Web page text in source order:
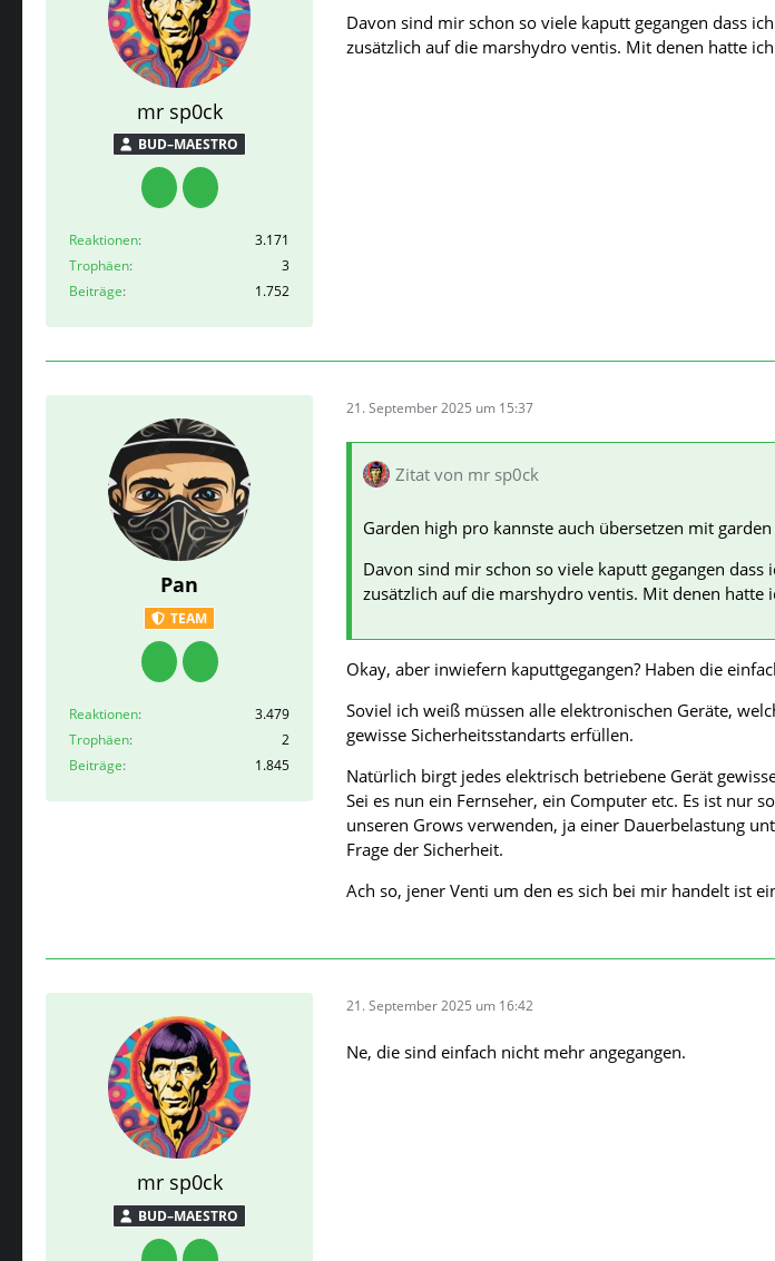
mr sp0ck
BUD–MAESTRO
Reaktionen
3.171
Trophäen
3
Beiträge
1.752
Davon sind mir schon so viele kaputt gegangen dass
zusätzlich auf die marshydro ventis. Mit denen hatte
Pan
TEAM
Reaktionen
3.479
Trophäen
2
Beiträge
1.845
21. September 2025 um 15:37
Zitat von mr sp0ck
Garden high pro kannste auch übersetzen mit
Davon sind mir schon so viele kaputt gegangen dass
zusätzlich auf die marshydro ventis. Mit denen hatte
Okay, aber inwiefern kaputtgegangen? Haben die
Soviel ich weiß müssen alle elektronischen Geräte,
gewisse Sicherheitsstandarts erfüllen.
Natürlich birgt jedes elektrisch betriebene Gerät
Sei es nun ein Fernseher, ein Computer etc. Es ist nur
unseren Grows verwenden, ja einer Dauerbelastung
Frage der Sicherheit.
Ach so, jener Venti um den es sich bei mir handelt ist
mr sp0ck
BUD–MAESTRO
21. September 2025 um 16:42
Ne, die sind einfach nicht mehr angegangen.